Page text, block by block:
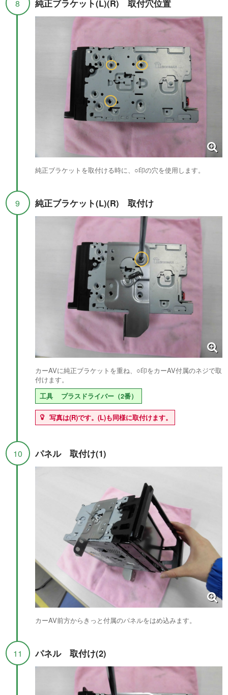
8 純正ブラケット(L)(R) 取付穴位置
純正ブラケットを取付ける時に、○印の穴を使用します。
9 純正ブラケット(L)(R) 取付け
カーAVに純正ブラケットを重ね、○印をカーAV付属のネジで取
付けます。
工具
プラスドライバー（2番）
写真は(R)です。(L)も同様に取付けます。
10 パネル 取付け(1)
カーAV前方からきっと付属のパネルをはめ込みます。
11 パネル 取付け(2)